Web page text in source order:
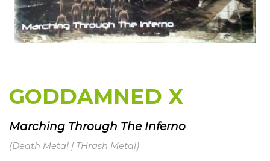
GODDAMNED X
Marching Through The Inferno
(Death Metal | THrash Metal)